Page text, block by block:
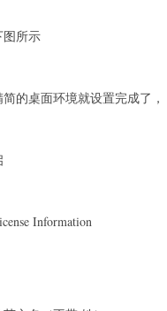
图所示
的桌面环境就设置完成了，
Information